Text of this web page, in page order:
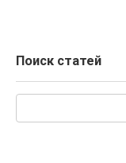
Поиск статей